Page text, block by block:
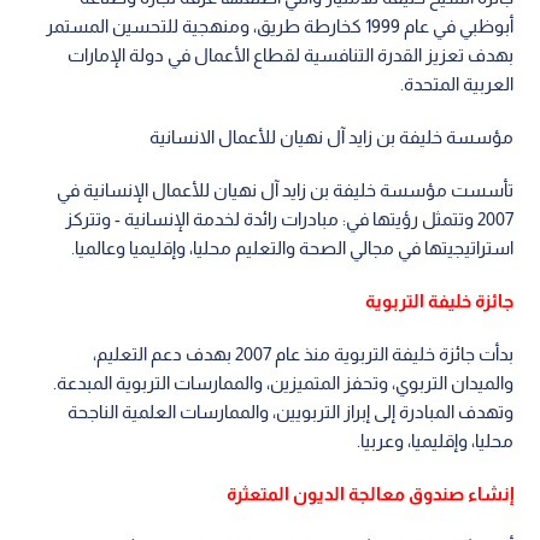
أبوظبي في عام 1999 كخارطة طريق، ومنهجية للتحسين المستمر
بهدف تعزيز القدرة التنافسية لقطاع الأعمال في دولة الإمارات
العربية المتحدة.
مؤسسة خليفة بن زايد آل نهيان للأعمال الانسانية
تأسست مؤسسة خليفة بن زايد آل نهيان للأعمال الإنسانية في
2007 وتتمثل رؤيتها في: مبادرات رائدة لخدمة الإنسانية - وتتركز
استراتيجيتها في مجالي الصحة والتعليم محليا، وإقليميا وعالميا.
جائزة خليفة التربوية
بدأت جائزة خليفة التربوية منذ عام 2007 بهدف دعم التعليم،
والميدان التربوي، وتحفز المتميزين، والممارسات التربوية المبدعة.
وتهدف المبادرة إلى إبراز التربويين، والممارسات العلمية الناجحة
محليا، وإقليميا، وعربيا.
إنشاء صندوق معالجة الديون المتعثرة